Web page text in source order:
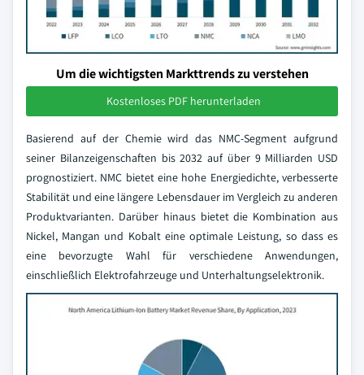
Um die wichtigsten Markttrends zu verstehen
Kostenloses PDF herunterladen
Basierend auf der Chemie wird das NMC-Segment aufgrund
seiner Bilanzeigenschaften bis 2032 auf über 9 Milliarden USD
prognostiziert. NMC bietet eine hohe Energiedichte, verbesserte
Stabilität und eine längere Lebensdauer im Vergleich zu anderen
Produktvarianten. Darüber hinaus bietet die Kombination aus
Nickel, Mangan und Kobalt eine optimale Leistung, so dass es
eine bevorzugte Wahl für verschiedene Anwendungen,
einschließlich Elektrofahrzeuge und Unterhaltungselektronik.